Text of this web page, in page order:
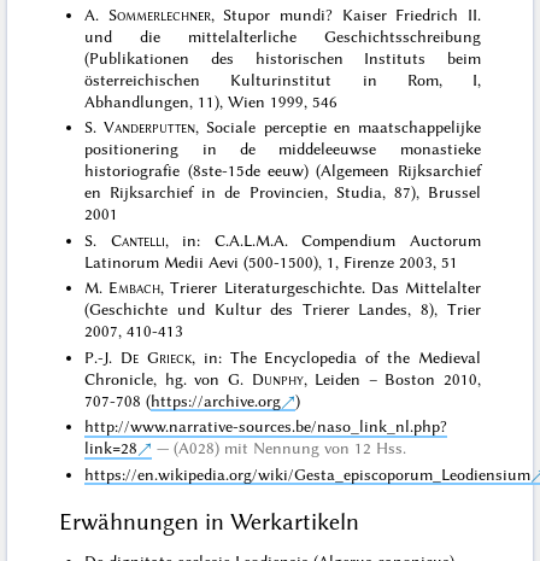
A. Sommerlechner, Stupor mundi? Kaiser Friedrich II.
und die mittelalterliche Geschichtsschreibung
(Publikationen des historischen Instituts beim
österreichischen Kulturinstitut in Rom, I,
Abhandlungen, 11), Wien 1999, 546
S.Vanderputten, Sociale perceptie en maatschappelijke
positionering in de middeleeuwse monastieke
historiografie (8ste-15de eeuw) (Algemeen Rijksarchief
en Rijksarchief in de Provincien, Studia, 87), Brussel
2001
S. Cantelli, in: C.A.L.M.A. Compendium Auctorum
Latinorum Medii Aevi (500-1500), 1, Firenze 2003, 51
M. Embach, Trierer Literaturgeschichte. Das Mittelalter
(Geschichte und Kultur des Trierer Landes, 8), Trier
2007, 410-413
P.-J. De Grieck, in: The Encyclopedia of the Medieval
Chronicle, hg. von G. Dunphy, Leiden – Boston 2010,
707-708 (https://archive.org
)
http://www.narrative-sources.be/naso_link_nl.php?
link=28
(A028) mit Nennung von 12 Hss.
https://en.wikipedia.org/wiki/Gesta_episcoporum_Leodiensium
Erwähnungen in Werkartikeln